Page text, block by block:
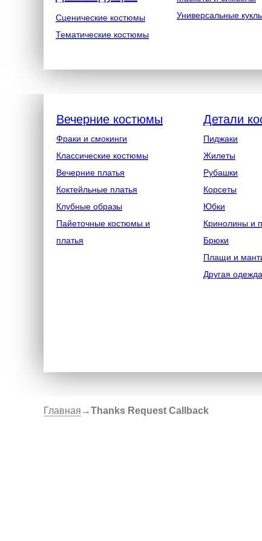
Универсальные
Сценические костюмы
Тематические костюмы
Фраки и смокинги
Классические костюмы
Вечерние платья
Коктейльные платья
Клубные образы
Пайеточные костюмы и
платья
Пиджаки
Жилеты
Рубашки
Корсеты
Юбки
Кринолины и
Брюки
Плащи и
Другая одежда
Вечерние костюмы Детали
Главная →Thanks Request Callback